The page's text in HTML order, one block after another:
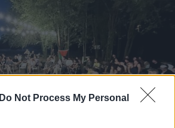
Do Not Process My Personal